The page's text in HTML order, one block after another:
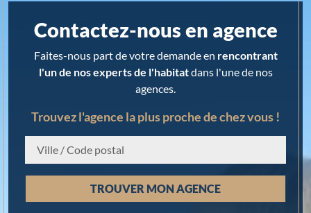
Contactez-nous en agence
Faites-nous part de votre demande en rencontrant
l'un de nos experts de l'habitatdans l'une de nos
agences.
Trouvez l'agence la plus proche de chez vous !
Chargement...
TROUVER MON AGENCE